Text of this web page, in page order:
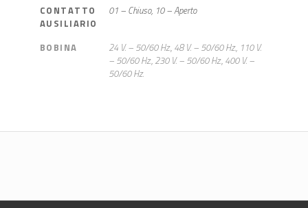
CONTATTO
AUSILIARIO
01 – Chiuso, 10 – Aperto
BOBINA
24 V. – 50/60 Hz., 48 V. – 50/60 Hz., 110 V.
– 50/60 Hz., 230 V. – 50/60 Hz., 400 V. –
50/60 Hz.